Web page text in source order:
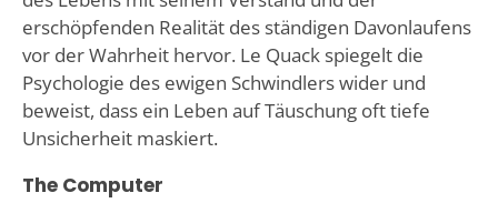
erschöpfenden Realität des ständigen Davonlaufens
vor der Wahrheit hervor. Le Quack spiegelt die
Psychologie des ewigen Schwindlers wider und
beweist, dass ein Leben auf Täuschung oft tiefe
Unsicherheit maskiert.
The Computer